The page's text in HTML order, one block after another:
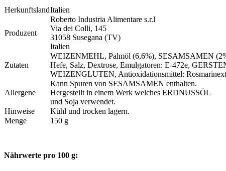
HerkunftslandItalien
Produzent
Roberto Industria Alimentare s.r.l
Via dei Colli, 145
31058 Susegana (TV)
Italien
Zutaten
WEIZENMEHL, Palmöl (6,6%), SESAMSAMEN
Hefe, Salz, Dextrose, Emulgatoren: E-472e,
WEIZENGLUTEN, Antioxidationsmittel:
Allergene
Kann Spuren von SESAMSAMEN enthalten.
Hergestellt in einem Werk welches ERDNUSSÖL
und Soja verwendet.
Hinweise
Kühl und trocken lagern.
Menge
150 g
Nährwerte pro 100 g: